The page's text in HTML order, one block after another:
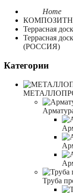
Home
Террасная
Террасная
(РОССИЯ)
Категории
Труба